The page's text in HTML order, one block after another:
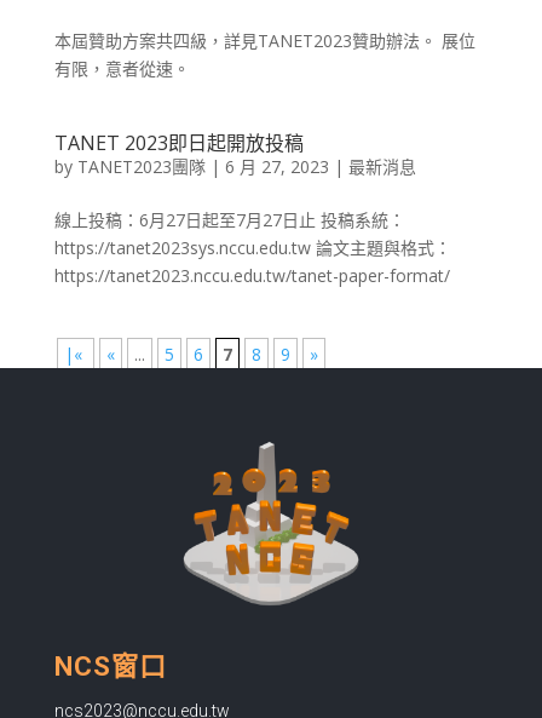
本屆贊助方案共四級，詳見TANET2023贊助辦法。 展位
有限，意者從速。
TANET 2023即日起開放投稿
by TANET2023團隊| 6 月 27, 2023 | 最新消息
線上投稿：6月27日起至7月27日止 投稿系統：
https://tanet2023sys.nccu.edu.tw 論文主題與格式：
https://tanet2023.nccu.edu.tw/tanet-paper-format/
|« « ... 5 6 7 8 9 »
NCS窗口
ncs2023@nccu.edu.tw